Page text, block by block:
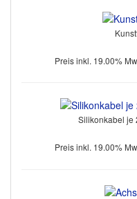
Preis inkl. 19.00%
Silikonkabel je
Preis inkl. 19.00%